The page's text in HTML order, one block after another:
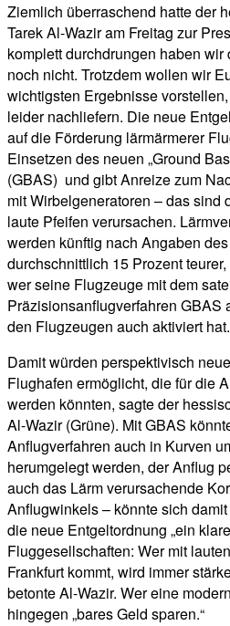
Ziemlich überraschend hatte der
Tarek Al-Wazir am Freitag zur
komplett durchdrungen haben
noch nicht. Trotzdem wollen wir
wichtigsten Ergebnisse
leider nachliefern. Die neue
auf die Förderung lärmärmerer
Einsetzen des neuen „Ground
(GBAS) und gibt Anreize zum
mit Wirbelgeneratoren – das sind
laute Pfeifen verursachen.
werden künftig nach Angaben
durchschnittlich 15 Prozent
wer seine Flugzeuge mit dem
Präzisionsanflugverfahren GBAS
den Flugzeugen auch aktiviert hat.
Damit würden perspektivisch
Flughafen ermöglicht, die für die
werden könnten, sagte der
Al-Wazir (Grüne). Mit GBAS
Anflugverfahren auch in Kurven
herumgelegt werden, der Anflug
auch das Lärm verursachende
Anflugwinkels – könnte sich
die neue Entgeltordnung „ein
Fluggesellschaften: Wer mit
Frankfurt kommt, wird immer
betonte Al-Wazir. Wer eine
hingegen „bares Geld sparen.“